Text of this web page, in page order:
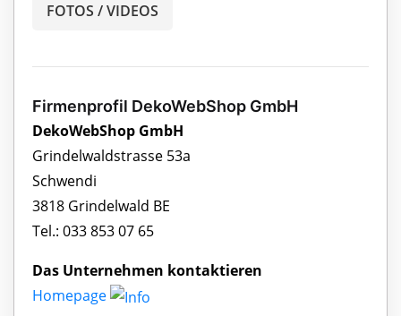
FOTOS / VIDEOS
Firmenprofil DekoWebShop GmbH
DekoWebShop GmbH
Grindelwaldstrasse 53a
Schwendi
3818 Grindelwald BE
Tel.: 033 853 07 65
Das Unternehmen kontaktieren
Homepage